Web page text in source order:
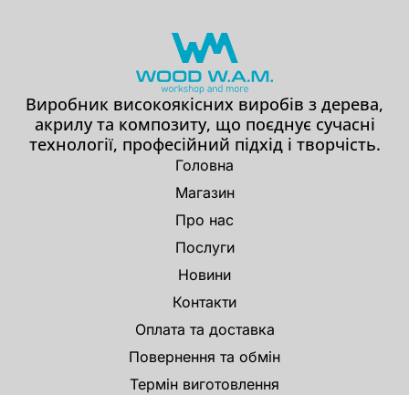
Виробник високоякісних виробів з дерева,
акрилу та композиту, що поєднує сучасні
технології, професійний підхід і творчість.
Головна
Магазин
Про нас
Послуги
Новини
Контакти
Оплата та доставка
Повернення та обмін
Термін виготовлення